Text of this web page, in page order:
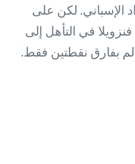
لكن على
في التأهل إلى
بفارق نقطتين فقط.